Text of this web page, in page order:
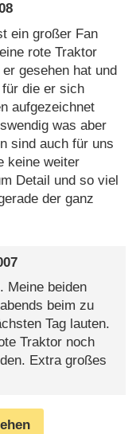
ein großer Fan
rote Traktor
gesehen hat und
die er sich
aufgezeichnet
was aber
sind auch für uns
keine weiter
Detail und so viel
der ganz
Meine beiden
beim zu
Tag lauten.
Traktor noch
Extra großes